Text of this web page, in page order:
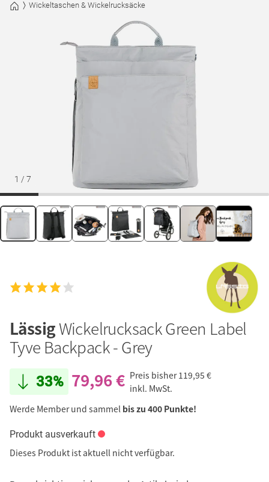
Wickeltaschen & Wickelrucksäcke
1 / 7
LässigWickelrucksack Green Label
Tyve Backpack - Grey
33% 79,96 € Preis bisher 119,95 €
inkl. MwSt.
Werde Member und sammel bis zu 400 Punkte!
Produkt ausverkauft
Dieses Produkt ist aktuell nicht verfügbar.